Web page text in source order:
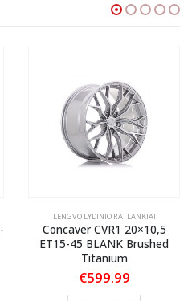
LENGVO LYDINIO RATLANKIAI
Concaver CVR1 20×10,5
ET15-45 BLANK Brushed
Titanium
€599.99